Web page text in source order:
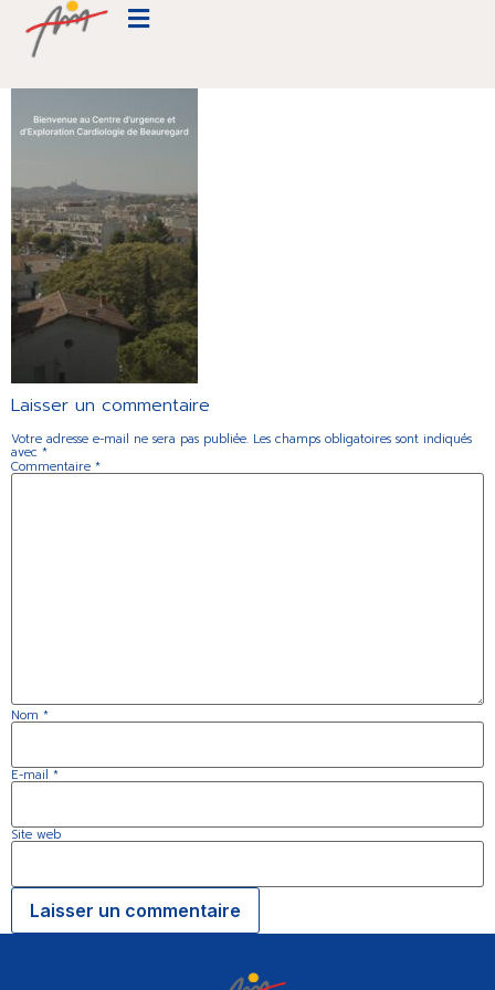
CARDIOLOGIE INTERVENTIONNELLE
Laisser un commentaire
Votre adresse e-mail ne sera pas publiée. Les champs obligatoires sont indiqués
avec *
Commentaire *
Nom *
E-mail *
Site web